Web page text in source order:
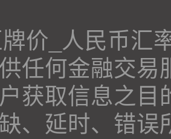
价_人民币汇
任何金融交
户获取信息之目
、延时、错